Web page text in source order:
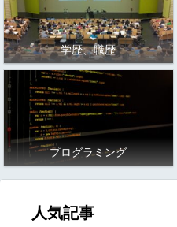
学歴、職歴
プログラミング
人気記事